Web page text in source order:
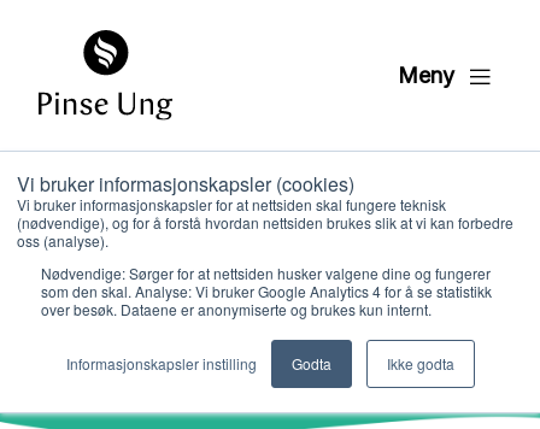
Vi bruker informasjonskapsler (cookies)
Vi bruker informasjonskapsler for at nettsiden skal fungere teknisk
(nødvendige), og for å forstå hvordan nettsiden brukes slik at vi kan forbedre
oss (analyse).
Nødvendige: Sørger for at nettsiden husker valgene dine og fungerer
som den skal. Analyse: Vi bruker Google Analytics 4 for å se statistikk
over besøk. Dataene er anonymiserte og brukes kun internt.
Informasjonskapsler instilling Godta Ikke godta
Meny
Dilemmakort – Trygge
kirker